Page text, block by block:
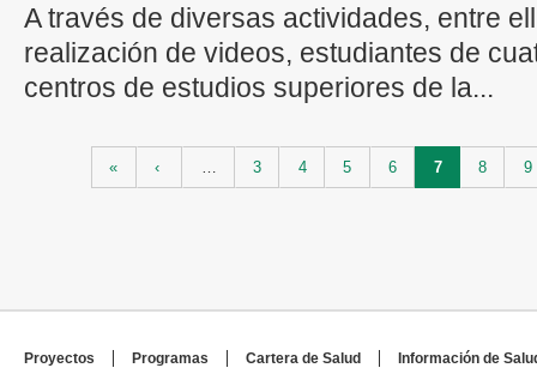
A través de diversas actividades, entre
realización de videos, estudiantes de
centros de estudios superiores de la...
Páginas
« ‹ 3 4 5 6 7 8 9
Proyectos Programas Cartera de Salud
Información de